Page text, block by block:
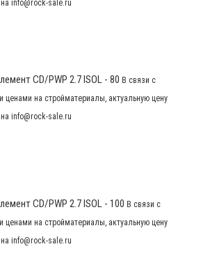
info@rock-sale.ru
CD/PWP 2.7 ISOL - 80 В связи с
ценами на стройматериалы, актуальную цену
info@rock-sale.ru
CD/PWP 2.7 ISOL - 100 В связи с
ценами на стройматериалы, актуальную цену
info@rock-sale.ru